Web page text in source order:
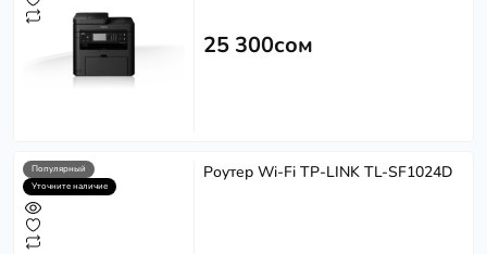
25 300сом
Популярный
Уточните наличие
Роутер Wi-Fi TP-LINK TL-SF1024D